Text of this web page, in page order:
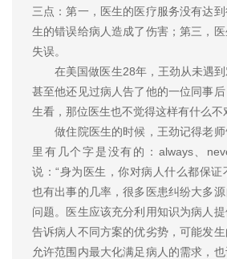
三点：第一，医生的医疗服务没有达
生的错误给病人造成了伤害；第三，
失误。
在美国做医生28年，王劲从未遇到
甚至他还见过病人告了他的一位同事
生看，那位医生也不觉得这样有什么不
做住院医生的时候，王劲记得老师
里有几个字是没有的：always、
说：“身为医生，你对病人什么都保
也有出事的几率，很多医患纠纷大多
问题。医生应该充分利用知识为病人提
告诉病人不同方案的优劣势，可能发
允许范围内最大化满足病人的需求，